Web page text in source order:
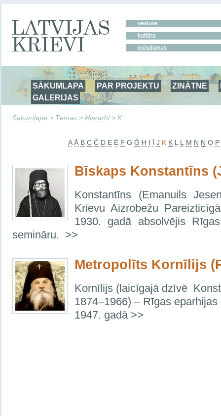
SĀKUMLAPA PAR PROJEKTU ZINĀTNE
GALERIJAS
Sākumlapa > Tēmas > Hierarhi> K
A Ā B C Č D E Ē F G Ğ H I Ī J K Ķ L Ļ M N Ņ O P
Bīskaps Konstantīns
Konstantīns (Emanuils
Krievu Aizrobežu
1930. gadā absolvējis
semināru. >>
Metropolīts Kornīlijs
Kornīlijs (laicīgajā dzīvē
1874–1966) – Rīgas
1947. gadā >>